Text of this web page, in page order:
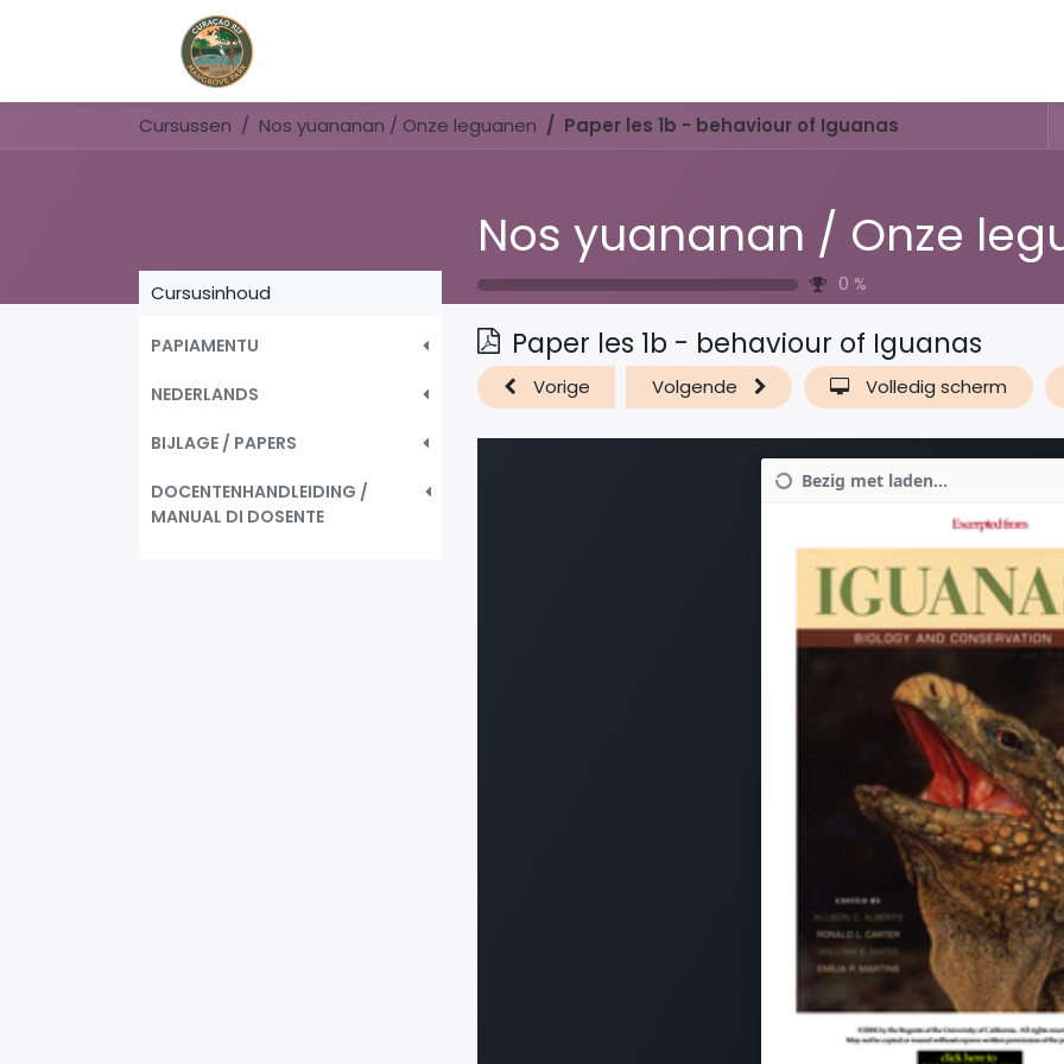
Cursussen Nos yuananan / Onze leguanen Paper les 1b - behaviour of Iguanas
0 %
Cursusinhoud
PAPIAMENTU
NEDERLANDS
BIJLAGE / PAPERS
DOCENTENHANDLEIDING /
MANUAL DI DOSENTE
Paper les 1b - behaviour of Iguanas
Vorige Volgende Volledig scherm